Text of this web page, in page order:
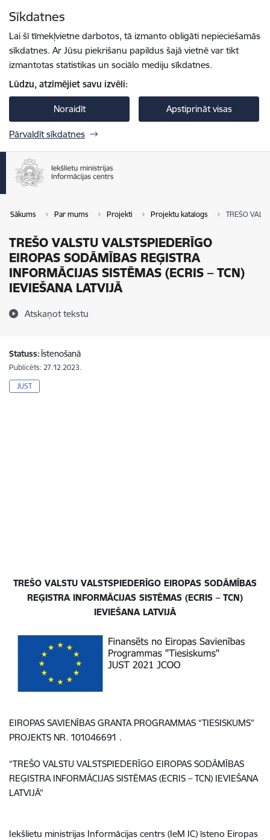
Sīkdatnes
Lai šī tīmekļvietne darbotos, tā izmanto obligāti nepieciešamās
sīkdatnes. Ar Jūsu piekrišanu papildus šajā vietnē var tikt
izmantotas statistikas un sociālo mediju sīkdatnes.
Lūdzu, atzīmējiet savu izvēli:
Noraidīt Apstiprināt visas
Pārvaldīt sīkdatnes
Sākums Par mums Projekti Projektu katalogs TREŠO
TREŠO VALSTU VALSTSPIEDERĪGO
EIROPAS SODĀMĪBAS REĢISTRA
INFORMĀCIJAS SISTĒMAS (ECRIS – TCN)
IEVIEŠANA LATVIJĀ
Atskaņot tekstu
Statuss:Īstenošanā
Publicēts: 27.12.2023.
JUST
TREŠO VALSTU VALSTSPIEDERĪGO EIROPAS SODĀMĪBAS
REĢISTRA INFORMĀCIJAS SISTĒMAS (ECRIS – TCN)
IEVIEŠANA LATVIJĀ
EIROPAS SAVIENĪBAS GRANTA PROGRAMMAS “TIESISKUMS”
PROJEKTS NR. 101046691 .
“TREŠO VALSTU VALSTSPIEDERĪGO EIROPAS SODĀMĪBAS
REĢISTRA INFORMĀCIJAS SISTĒMAS (ECRIS – TCN) IEVIEŠANA
LATVIJĀ”
Iekšlietu ministrijas Informācijas centrs (IeM IC) īsteno Eiropas